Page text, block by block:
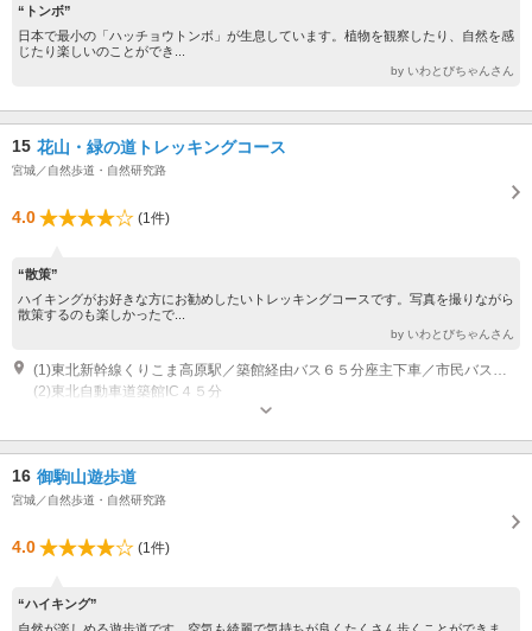
“トンボ”
日本で最小の「ハッチョウトンボ」が生息しています。植物を観察したり、自然を感
じたり楽しいのことができ...
by いわとびちゃんさん
15 花山・緑の道トレッキングコース
宮城／自然歩道・自然研究路
4.0 (1件)
“散策”
ハイキングがお好きな方にお勧めしたいトレッキングコースです。写真を撮りながら
散策するのも楽しかったで...
by いわとびちゃんさん
(1)東北新幹線くりこま高原駅／築館経由バス６５分座主下車／市民バス乗換２４分温湯下車
(2)東北自動車道築館IC４５分
16 御駒山遊歩道
宮城／自然歩道・自然研究路
4.0 (1件)
“ハイキング”